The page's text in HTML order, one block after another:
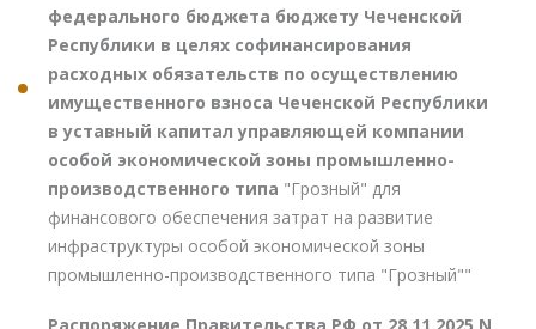
федерального бюджета бюджету Чеченской
Республики в целях софинансирования
расходных обязательств по осуществлению
имущественного взноса Чеченской Республики
в уставный капитал управляющей компании
особой экономической зоны промышленно-
производственного типа "Грозный" для
финансового обеспечения затрат на развитие
инфраструктуры особой экономической зоны
промышленно-производственного типа "Грозный""